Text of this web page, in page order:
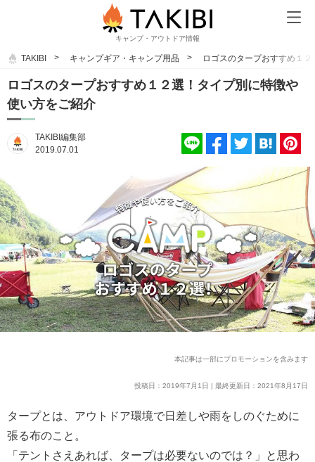
キャンプ・アウトドア情報
TAKIBI キャンプギア・キャンプ用品 ロゴスのタープおすすめ１
ロゴスのタープおすすめ１２選！タイプ別に特徴や
使い方をご紹介
TAKIBI編集部
2019.07.01
本記事は一部にプロモーションを含みます
投稿日：2019年7月1日 | 最終更新日：2021年8月17日
タープとは、アウトドア環境で日差しや雨をしのぐために
張る布のこと。
「テントさえあれば、タープは必要ないのでは？」と思わ